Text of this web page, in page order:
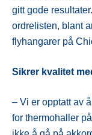
gitt gode
ordrelisten, blant
flyhangarer på
Sikrer kvalitet
– Vi er opptatt av
for thermohaller